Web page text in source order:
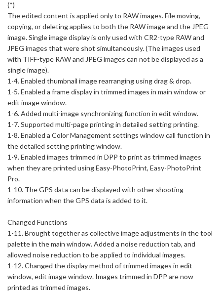
(*)
The edited content is applied only to RAW images. File moving,
copying, or deleting applies to both the RAW image and the JPEG
image. Single image display is only used with CR2-type RAW and
JPEG images that were shot simultaneously. (The images used
with TIFF-type RAW and JPEG images can not be displayed as a
single image).
1-4. Enabled thumbnail image rearranging using drag & drop.
1-5. Enabled a frame display in trimmed images in main window or
edit image window.
1-6. Added multi-image synchronizing function in edit window.
1-7. Supported multi-page printing in detailed setting printing.
1-8. Enabled a Color Management settings window call function in
the detailed setting printing window.
1-9. Enabled images trimmed in DPP to print as trimmed images
when they are printed using Easy-PhotoPrint, Easy-PhotoPrint
Pro.
1-10. The GPS data can be displayed with other shooting
information when the GPS data is added to it.
Changed Functions
1-11. Brought together as collective image adjustments in the tool
palette in the main window. Added a noise reduction tab, and
allowed noise reduction to be applied to individual images.
1-12. Changed the display method of trimmed images in edit
window, edit image window. Images trimmed in DPP are now
printed as trimmed images.